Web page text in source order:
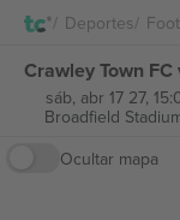
Deportes
sáb, abr 17 27,
Broadfield
Ocultar mapa